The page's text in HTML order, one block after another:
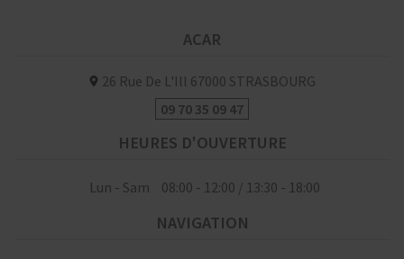
ACAR
26 Rue De L'Ill 67000 STRASBOURG
09 70 35 09 47
HEURES D'OUVERTURE
Lun - Sam 08:00 - 12:00 / 13:30 - 18:00
NAVIGATION